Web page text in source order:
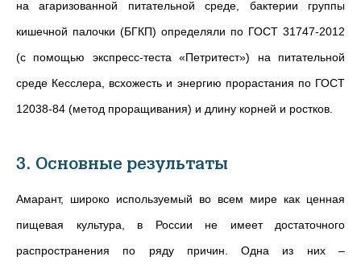
на агаризованной питательной среде, бактерии группы
кишечной палочки (БГКП) определяли по ГОСТ 31747-2012
(с помощью экспресс-теста «Петритест») на питательной
среде Кесслера, всхожесть и энергию прорастания по ГОСТ
12038-84 (метод проращивания) и длину корней и ростков.
3. Основные результаты
Амарант, широко используемый во всем мире как ценная
пищевая культура, в России не имеет достаточного
распространения по ряду причин. Одна из них –